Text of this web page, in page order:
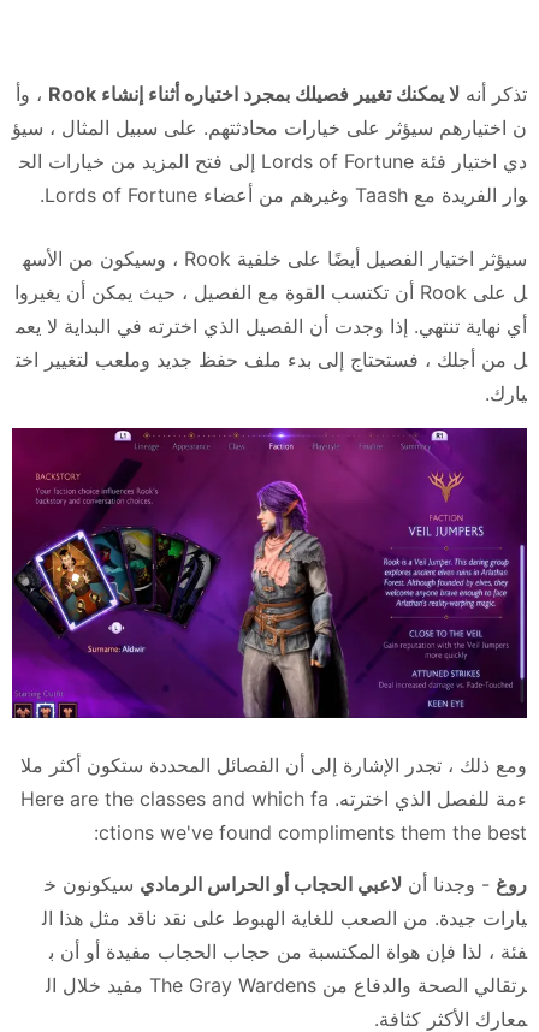
تذكر أنه لا يمكنك تغيير فصيلك بمجرد اختياره أثناء إنشاء Rook
، وأ
ن اختيارهم سيؤثر على خيارات محادثتهم. على سبيل المثال ، سيؤ
دي اختيار فئة Lords of Fortune إلى فتح المزيد من خيارات الح
وار الفريدة مع Taash وغيرهم من أعضاء Lords of Fortune.
سيؤثر اختيار الفصيل أيضًا على خلفية Rook ، وسيكون من الأسه
ل على Rook أن تكتسب القوة مع الفصيل ، حيث يمكن أن يغيروا
أي نهاية تنتهي. إذا وجدت أن الفصيل الذي اخترته في البداية لا يعم
ل من أجلك ، فستحتاج إلى بدء ملف حفظ جديد وملعب لتغيير اخت
يارك.
ومع ذلك ، تجدر الإشارة إلى أن الفصائل المحددة ستكون أكثر ملا
ءمة للفصل الذي اخترته. Here are the classes and which fa
ctions we've found compliments them the best:
روغ - وجدنا أن لاعبي الحجاب أو الحراس الرمادي سيكونون خ
يارات جيدة. من الصعب للغاية الهبوط على نقد ناقد مثل هذا ال
فئة ، لذا فإن هواة المكتسبة من حجاب الحجاب مفيدة أو أن ب
رتقالي الصحة والدفاع من The Gray Wardens مفيد خلال ال
معارك الأكثر كثافة.